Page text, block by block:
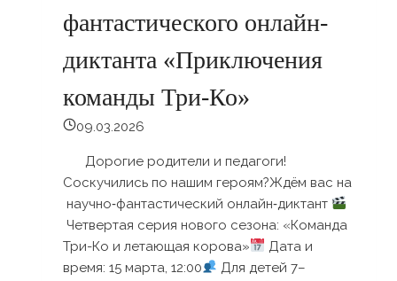
фантастического онлайн-
диктанта «Приключения
команды Три-Ко»
09.03.2026
Дорогие родители и педагоги!
Соскучились по нашим героям?Ждём вас на
научно‑фантастический онлайн‑диктант
Четвертая серия нового сезона: «Команда
Три-Ко и летающая корова»
Дата и
время: 15 марта, 12:00
Для детей 7–